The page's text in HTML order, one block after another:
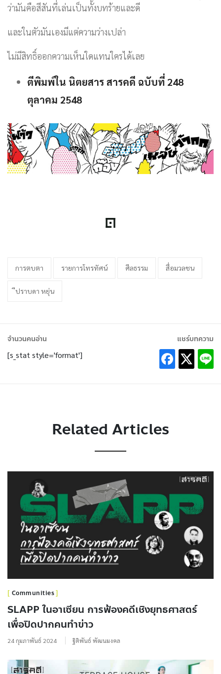
ว่ามันคือสีสันที่เล่นเป็นทั้งบทร้ายและดี
และในตัวมันเองมีแต่ความว่างเปล่า
ไม่มีสิทธิ์ออกความเห็นใดแทนใครได้เลย
ตีพิมพ์ใน นิตยสาร สารคดี ฉบับที่ 248
ตุลาคม 2548
การตบตา รายการโทรทัศน์ ศีลธรรม สื่อมวลชน
ีปราบดา หยุ่น
จำนวนคนอ่าน
[s_stat style='format']
แชร์บทความ
Related Articles
Communities
SLAPP ในอาเซียน การฟ้องคดีเชิงยุทธศาสตร์
เพื่อปิดปากคนทำข่าว
24 กุมภาพันธ์ 2024 ฐิติพันธ์ พัฒนมงคล